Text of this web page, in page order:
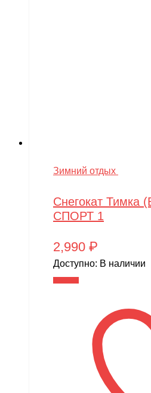
Зимний отдых
Снегокат
СПОРТ 1
2,990 ₽
Доступно: В наличии